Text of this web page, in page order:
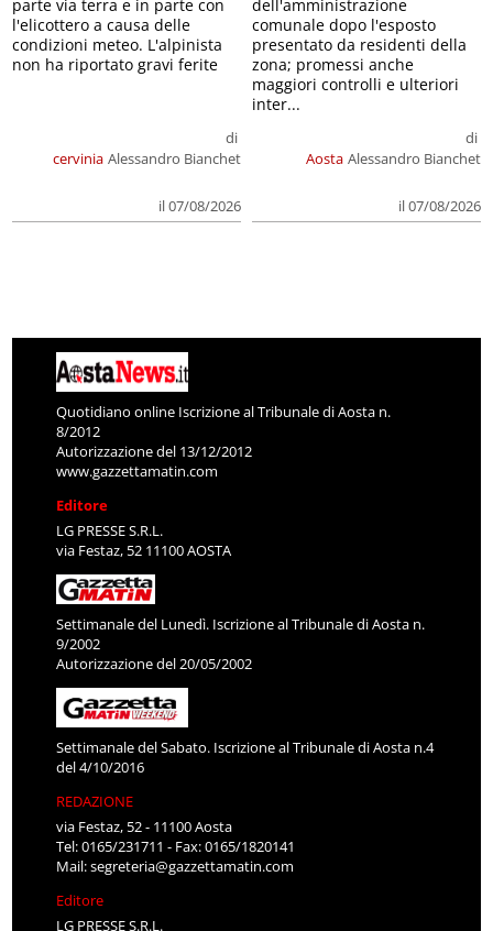
cervinia
di
Alessandro Bianchet
il 07/08/2026
parte via terra e in parte con
l'elicottero a causa delle
condizioni meteo. L'alpinista
non ha riportato gravi ferite
Aosta
di
Alessandro Bianchet
il 07/08/2026
dell'amministrazione
comunale dopo l'esposto
presentato da residenti della
zona; promessi anche
maggiori controlli e ulteriori
inter...
Quotidiano online Iscrizione al Tribunale di Aosta n.
8/2012
Autorizzazione del 13/12/2012
www.gazzettamatin.com
Editore
LG PRESSE S.R.L.
via Festaz, 52 11100 AOSTA
Settimanale del Lunedì. Iscrizione al Tribunale di Aosta n.
9/2002
Autorizzazione del 20/05/2002
Settimanale del Sabato. Iscrizione al Tribunale di Aosta n.4
del 4/10/2016
REDAZIONE
via Festaz, 52 - 11100 Aosta
Tel: 0165/231711 - Fax: 0165/1820141
Mail:segreteria@gazzettamatin.com
Editore
LG PRESSE S.R.L.